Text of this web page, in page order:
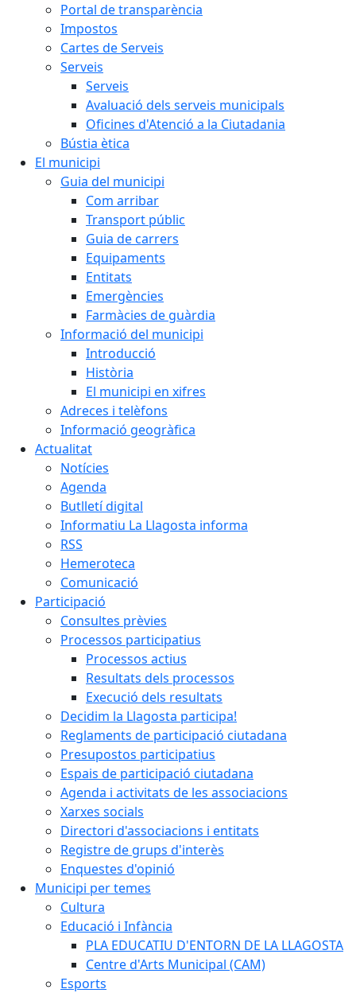
Portal de transparència
Impostos
Cartes de Serveis
Serveis
Serveis
Avaluació dels serveis municipals
Oficines d'Atenció a la Ciutadania
Bústia ètica
El municipi
Guia del municipi
Com arribar
Transport públic
Guia de carrers
Equipaments
Entitats
Emergències
Farmàcies de guàrdia
Informació del municipi
Introducció
Història
El municipi en xifres
Adreces i telèfons
Informació geogràfica
Actualitat
Notícies
Agenda
Butlletí digital
Informatiu La Llagosta informa
RSS
Hemeroteca
Comunicació
Participació
Consultes prèvies
Processos participatius
Processos actius
Resultats dels processos
Execució dels resultats
Decidim la Llagosta participa!
Reglaments de participació ciutadana
Presupostos participatius
Espais de participació ciutadana
Agenda i activitats de les associacions
Xarxes socials
Directori d'associacions i entitats
Registre de grups d'interès
Enquestes d'opinió
Municipi per temes
Cultura
Educació i Infància
PLA EDUCATIU D'ENTORN DE LA LLAGOSTA
Centre d'Arts Municipal (CAM)
Esports